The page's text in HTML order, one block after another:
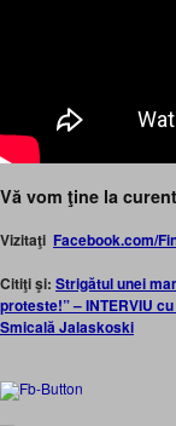
Vă vom ţine la
Vizitaţi Facebook.com/
Citiţi şi: Strigătul unei
proteste!” – INTERVIU
Smicală Jalaskoski